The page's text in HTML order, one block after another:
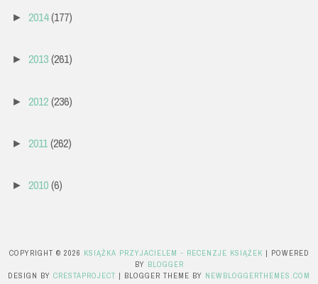
► 2014(177)
► 2013(261)
► 2012(236)
► 2011(262)
► 2010(6)
COPYRIGHT © 2026 KSIĄŻKA PRZYJACIELEM - RECENZJE KSIĄŻEK | POWERED
BY BLOGGER
DESIGN BY CRESTAPROJECT | BLOGGER THEME BY NEWBLOGGERTHEMES.COM